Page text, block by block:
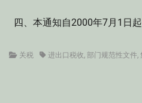
四、本通知自2000年7月1日起
Categories
关税 Tags进出口税收, 部门规范性文件,